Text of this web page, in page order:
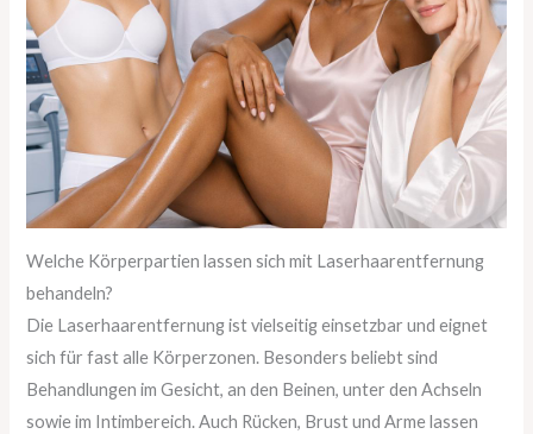
Welche Körperpartien lassen sich mit Laserhaarentfernung
behandeln?
Die Laserhaarentfernung ist vielseitig einsetzbar und eignet
sich für fast alle Körperzonen. Besonders beliebt sind
Behandlungen im Gesicht, an den Beinen, unter den Achseln
sowie im Intimbereich. Auch Rücken, Brust und Arme lassen